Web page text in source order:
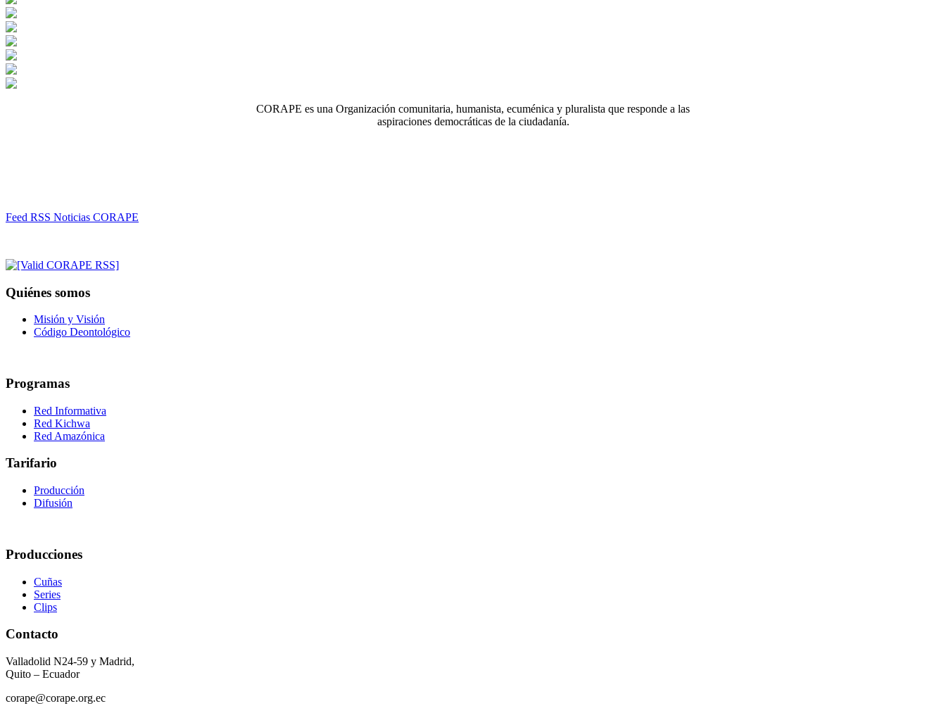
CORAPE es una Organización comunitaria, humanista, ecuménica y pluralista que responde a las
aspiraciones democráticas de la ciudadanía.
Feed RSS Noticias CORAPE
Quiénes somos
Misión y Visión
Código Deontológico
Programas
Red Informativa
Red Kichwa
Red Amazónica
Tarifario
Producción
Difusión
Producciones
Cuñas
Series
Clips
Contacto
Valladolid N24-59 y Madrid,
Quito – Ecuador
corape@corape.org.ec